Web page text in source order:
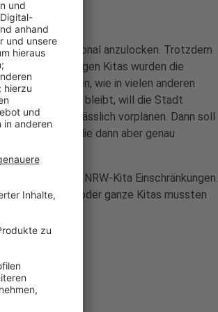
neues Personal anzulocken. Trotzdem
Folge: in einigen Kitas wurden die
wie in vielen anderen
Damit es so bleibt, will die Stadt
Jahres verlässlich vorplanen. Dann soll
geben, die dann aber genau
jeder zehnten NRW-Kita Einschränkungen.
Gruppen oder ganze Kitas mussten